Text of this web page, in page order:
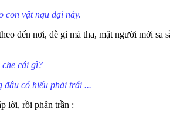
con vật ngu dại này.
đến nơi, dễ gì mà tha, mặt người mới sa
cái gì?
đâu có hiểu phải trái ...
lời, rồi phân trần :